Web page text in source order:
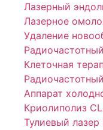
Лазерный
Лазерное
Удаление
Клеточная
Аппарат
Криолиполиз
Тулиевый лазер